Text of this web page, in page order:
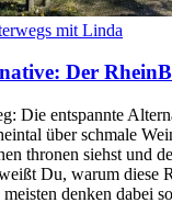
mit Linda
Der
Die entspannte
über schmale
thronen siehst und
Du, warum diese
denken dabei